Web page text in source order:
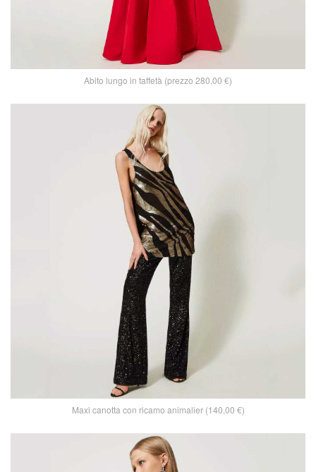
Abito lungo in taffetà (prezzo 280,00 €)
Maxi canotta con ricamo animalier (140,00 €)